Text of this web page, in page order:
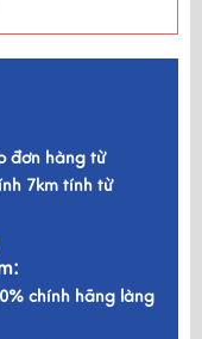
đơn hàng từ
7km tính từ
chính hãng làng